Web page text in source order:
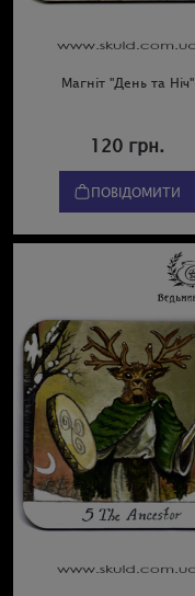
Магніт "День та Ніч"
120 грн.
ПОВІДОМИТИ